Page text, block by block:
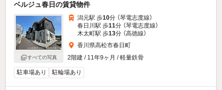
ベルジュ春日の賃貸物件
すべての写真
潟元駅 歩10分 （琴電志度線）
春日川駅 歩11分 （琴電志度線）
木太町駅 歩13分 （高徳線）
香川県高松市春日町
2階建 / 11年9ヶ月 / 軽量鉄骨
駐車場あり 駐輪場あり